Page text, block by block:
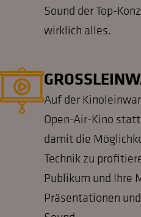
Sound der Top-
wirklich alles.
Auf der
Open-Air-Kino
damit die
Technik zu
Publikum und Ihre
Präsentationen